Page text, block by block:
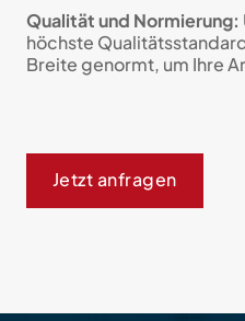
Qualität und Normierung:
höchste
Breite genormt, um Ihre
Jetzt anfragen